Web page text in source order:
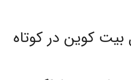
بیت کوین در کوتاه